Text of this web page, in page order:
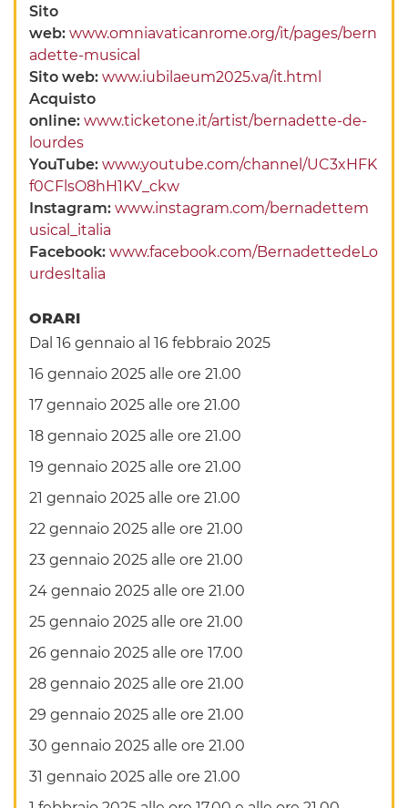
Sito
web:www.omniavaticanrome.org/it/pages/bern
adette-musical
Sito web:www.iubilaeum2025.va/it.html
Acquisto
online:www.ticketone.it/artist/bernadette-de-
lourdes
YouTube:www.youtube.com/channel/UC3xHFK
f0CFlsO8hH1KV_ckw
Instagram:www.instagram.com/bernadettem
usical_italia
Facebook:www.facebook.com/BernadettedeLo
urdesItalia
ORARI
Dal 16 gennaio al 16 febbraio 2025
16 gennaio 2025 alle ore 21.00
17 gennaio 2025 alle ore 21.00
18 gennaio 2025 alle ore 21.00
19 gennaio 2025 alle ore 21.00
21 gennaio 2025 alle ore 21.00
22 gennaio 2025 alle ore 21.00
23 gennaio 2025 alle ore 21.00
24 gennaio 2025 alle ore 21.00
25 gennaio 2025 alle ore 21.00
26 gennaio 2025 alle ore 17.00
28 gennaio 2025 alle ore 21.00
29 gennaio 2025 alle ore 21.00
30 gennaio 2025 alle ore 21.00
31 gennaio 2025 alle ore 21.00